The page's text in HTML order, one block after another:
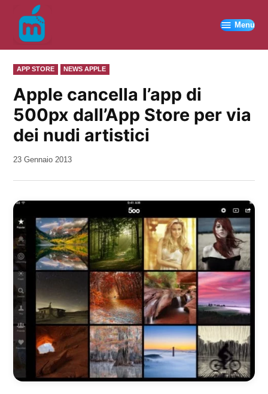
contenuto
Menu
PUBBLICATO
IN
APP STORE NEWS APPLE
Apple cancella l’app di
500px dall’App Store per via
dei nudi artistici
da
23 Gennaio 2013